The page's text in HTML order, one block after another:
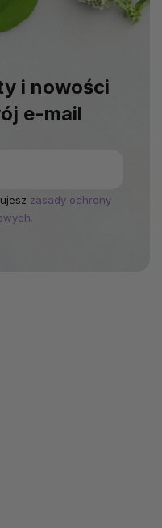
i nowości
e-mail
zasady ochrony